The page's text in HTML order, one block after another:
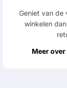
Geniet van de
winkelen
Meer